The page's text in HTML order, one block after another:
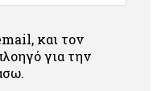
και τον
για την